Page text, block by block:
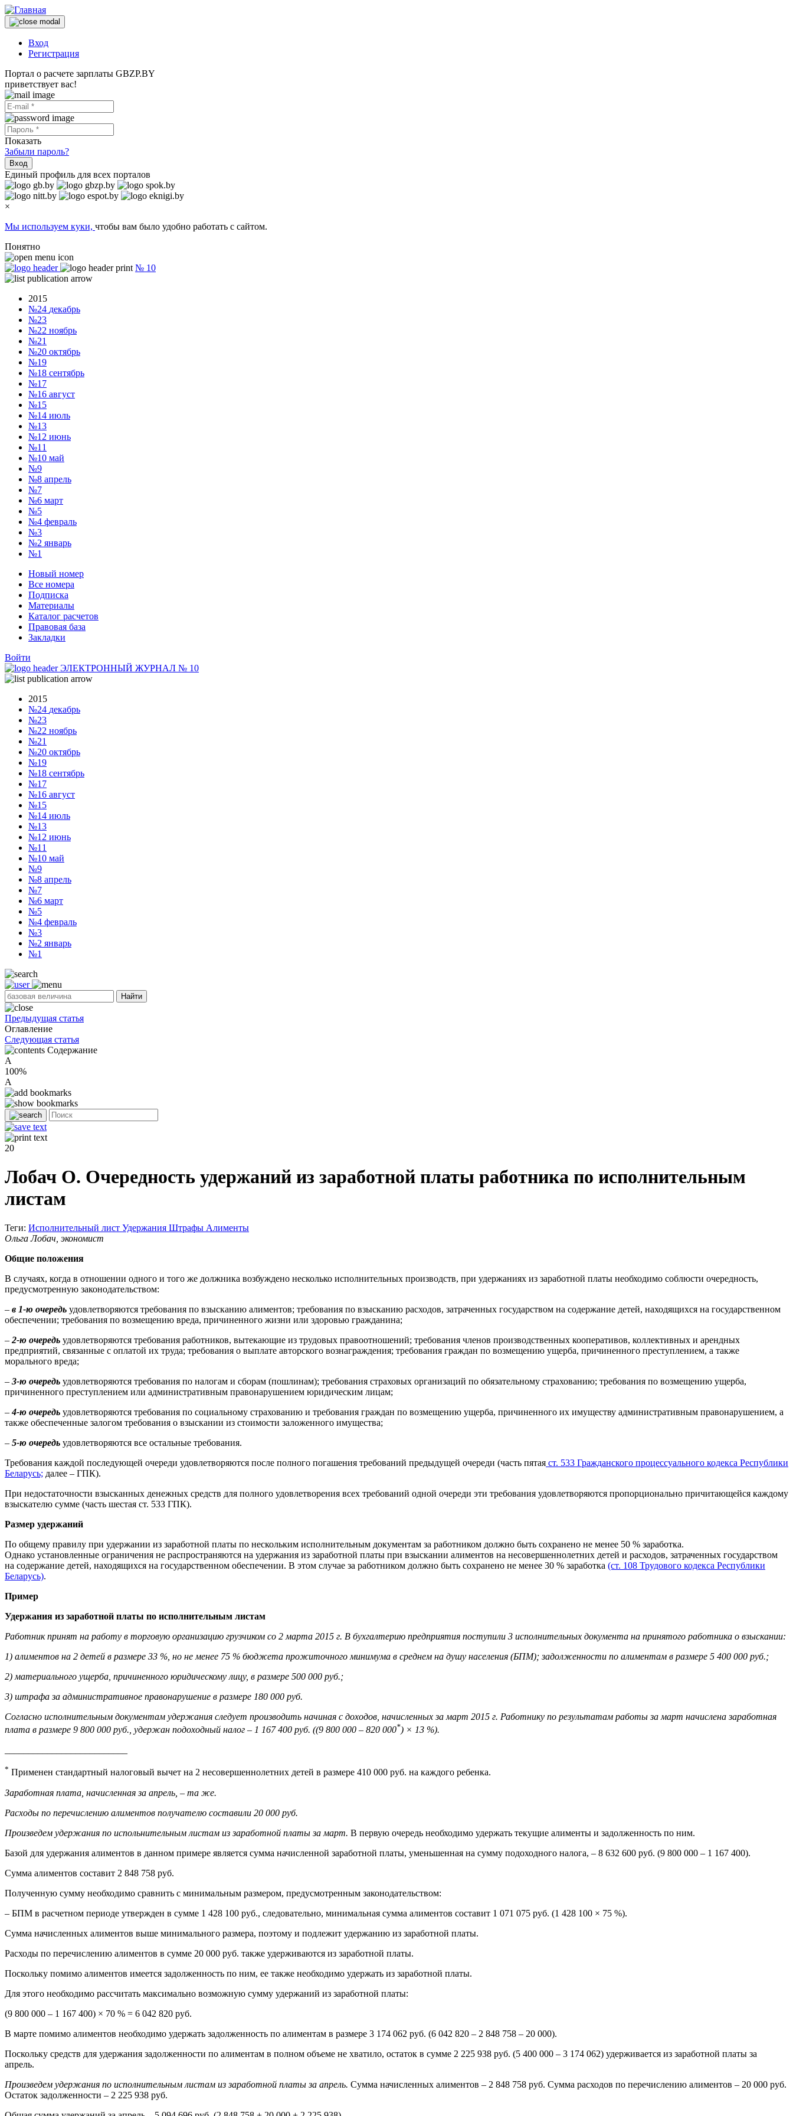
Вход
Регистрация
Портал о расчете зарплаты GBZP.BY
приветствует вас!
Показать
Забыли пароль?
Вход
Единый профиль для всех порталов
×
Мы используем куки, чтобы вам было удобно работать с сайтом.
Понятно
№ 10
2015
№24 декабрь
№23
№22 ноябрь
№21
№20 октябрь
№19
№18 сентябрь
№17
№16 август
№15
№14 июль
№13
№12 июнь
№11
№10 май
№9
№8 апрель
№7
№6 март
№5
№4 февраль
№3
№2 январь
№1
Новый номер
Все номера
Подписка
Материалы
Каталог расчетов
Правовая база
Закладки
Войти
ЭЛЕКТРОННЫЙ ЖУРНАЛ № 10
2015
№24 декабрь
№23
№22 ноябрь
№21
№20 октябрь
№19
№18 сентябрь
№17
№16 август
№15
№14 июль
№13
№12 июнь
№11
№10 май
№9
№8 апрель
№7
№6 март
№5
№4 февраль
№3
№2 январь
№1
Найти
Предыдущая статья
Оглавление
Следующая статья
Содержание
A
100%
A
20
Лобач О. Очередность удержаний из заработной платы работника по исполнительным
листам
Теги: Исполнительный лист Удержания Штрафы Алименты
Ольга Лобач, экономист
Общие положения
В случаях, когда в отношении одного и того же должника возбуждено несколько исполнительных производств, при удержаниях из заработной платы необходимо соблюсти очередность,
предусмотренную законодательством:
– в 1-ю очередь удовлетворяются требования по взысканию алиментов; требования по взысканию расходов, затраченных государством на содержание детей, находящихся на государственном
обеспечении; требования по возмещению вреда, причиненного жизни или здоровью гражданина;
– 2-ю очередь удовлетворяются требования работников, вытекающие из трудовых правоотношений; требования членов производственных кооперативов, коллективных и арендных
предприятий, связанные с оплатой их труда; требования о выплате авторского вознаграждения; требования граждан по возмещению ущерба, причиненного преступлением, а также
морального вреда;
– 3-ю очередь удовлетворяются требования по налогам и сборам (пошлинам); требования страховых организаций по обязательному страхованию; требования по возмещению ущерба,
причиненного преступлением или административным правонарушением юридическим лицам;
–4-ю очередь удовлетворяются требования по социальному страхованию и требования граждан по возмещению ущерба, причиненного их имуществу административным правонарушением, а
также обеспеченные залогом требования о взыскании из стоимости заложенного имущества;
– 5-ю очередь удовлетворяются все остальные требования.
Требования каждой последующей очереди удовлетворяются после полного погашения требований предыдущей очереди (часть пятая ст. 533 Гражданского процессуального кодекса Республики
Беларусь; далее – ГПК).
При недостаточности взысканных денежных средств для полного удовлетворения всех требований одной очереди эти требования удовлетворяются пропорционально причитающейся каждому
взыскателю сумме (часть шестая ст. 533 ГПК).
Размер удержаний
По общему правилу при удержании из заработной платы по нескольким исполнительным документам за работником должно быть сохранено не менее 50 % заработка.
Однако установленные ограничения не распространяются на удержания из заработной платы при взыскании алиментов на несовершеннолетних детей и расходов, затраченных государством
на содержание детей, находящихся на государственном обеспечении. В этом случае за работником должно быть сохранено не менее 30 % заработка (ст. 108 Трудового кодекса Республики
Беларусь).
Пример
Удержания из заработной платы по исполнительным листам
Работник принят на работу в торговую организацию грузчиком со 2 марта 2015 г. В бухгалтерию предприятия поступили 3 исполнительных документа на принятого работника о взыскании:
1) алиментов на 2 детей в размере 33 %, но не менее 75 % бюджета прожиточного минимума в среднем на душу населения (БПМ); задолженности по алиментам в размере 5 400 000 руб.;
2) материального ущерба, причиненного юридическому лицу, в размере 500 000 руб.;
3) штрафа за административное правонарушение в размере 180 000 руб.
Согласно исполнительным документам удержания следует производить начиная с доходов, начисленных за март 2015 г. Работнику по результатам работы за март начислена заработная
плата в размере 9 800 000 руб., удержан подоходный налог – 1 167 400 руб. ((9 800 000 – 820 000*) × 13 %).
* Применен стандартный налоговый вычет на 2 несовершеннолетних детей в размере 410 000 руб. на каждого ребенка.
Заработная плата, начисленная за апрель, – та же.
Расходы по перечислению алиментов получателю составили 20 000 руб.
Произведем удержания по испольнительным листам из заработной платы за март. В первую очередь необходимо удержать текущие алименты и задолженность по ним.
Базой для удержания алиментов в данном примере является сумма начисленной заработной платы, уменьшенная на сумму подоходного налога, – 8 632 600 руб. (9 800 000 – 1 167 400).
Сумма алиментов составит 2 848 758 руб.
Полученную сумму необходимо сравнить с минимальным размером, предусмотренным законодательством:
– БПМ в расчетном периоде утвержден в сумме 1 428 100 руб., следовательно, минимальная сумма алиментов составит 1 071 075 руб. (1 428 100 × 75 %).
Сумма начисленных алиментов выше минимального размера, поэтому и подлежит удержанию из заработной платы.
Расходы по перечислению алиментов в сумме 20 000 руб. также удерживаются из заработной платы.
Поскольку помимо алиментов имеется задолженность по ним, ее также необходимо удержать из заработной платы.
Для этого необходимо рассчитать максимально возможную сумму удержаний из заработной платы:
(9 800 000 – 1 167 400) × 70 % = 6 042 820 руб.
В марте помимо алиментов необходимо удержать задолженность по алиментам в размере 3 174 062 руб. (6 042 820 – 2 848 758 – 20 000).
Поскольку средств для удержания задолженности по алиментам в полном объеме не хватило, остаток в сумме 2 225 938 руб. (5 400 000 – 3 174 062) удерживается из заработной платы за
апрель.
Произведем удержания по исполнительным листам из заработной платы за апрель. Сумма начисленных алиментов – 2 848 758 руб. Сумма расходов по перечислению алиментов – 20 000 руб.
Остаток задолженности – 2 225 938 руб.